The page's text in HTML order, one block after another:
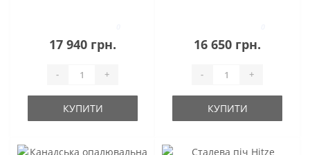
17 940 грн.
- +
КУПИТИ
16 650 грн.
- +
КУПИТИ